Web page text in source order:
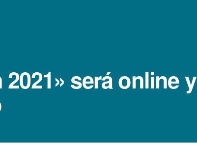
será online y